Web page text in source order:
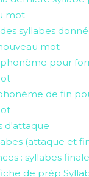
mot
syllabes
mot
pour
de fin
d'attaque
(attaque et
: syllabes
de prép